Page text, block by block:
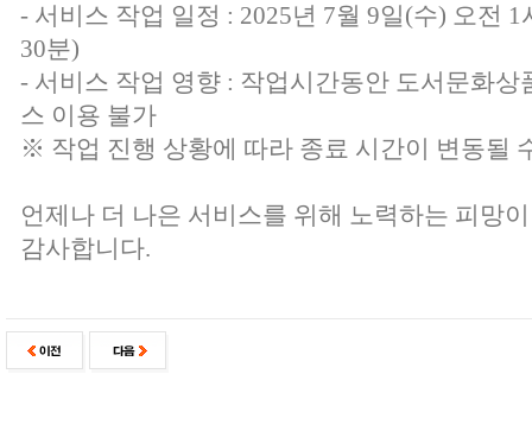
- 서비스 작업 일정 : 2025년 7월 9일(수) 오전 1
30분)
- 서비스 작업 영향 : 작업시간동안 도서문화
스 이용 불가
※ 작업 진행 상황에 따라 종료 시간이 변동될
언제나 더 나은 서비스를 위해 노력하는 피망
감사합니다.